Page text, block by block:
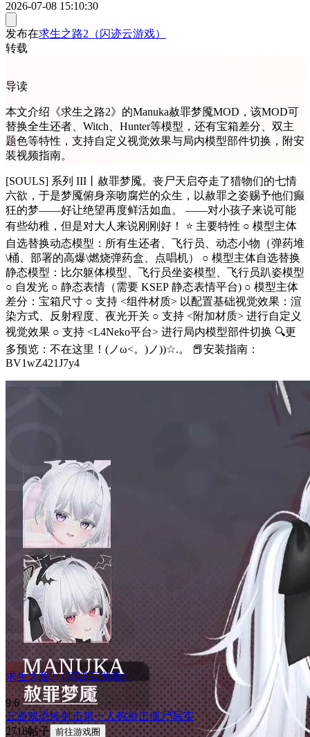
2026-07-08 15:10:30
发布在求生之路2（闪迹云游戏）
转载
导读
本文介绍《求生之路2》的Manuka赦罪梦魇MOD，该MOD可
替换全生还者、Witch、Hunter等模型，还有宝箱差分、双主
题色等特性，支持自定义视觉效果与局内模型部件切换，附安
装视频指南。
[SOULS] 系列 III丨赦罪梦魇。丧尸天启夺走了猎物们的七情
六欲，于是梦魇俯身亲吻腐烂的众生，以赦罪之姿赐予他们癫
狂的梦——好让绝望再度鲜活如血。 ——对小孩子来说可能
有些幼稚，但是对大人来说刚刚好！ ⭐ 主要特性 ○ 模型主体
自选替换动态模型：所有生还者、飞行员、动态小物（弹药堆
\桶、部署的高爆\燃烧弹药盒、点唱机） ○ 模型主体自选替换
静态模型：比尔躯体模型、飞行员坐姿模型、飞行员趴姿模型
○ 自发光 ○ 静态表情（需要 KSEP 静态表情平台) ○ 模型主体
差分：宝箱尺寸 ○ 支持 <组件材质> 以配置基础视觉效果：渲
染方式、反射程度、夜光开关 ○ 支持 <附加材质> 进行自定义
视觉效果 ○ 支持 <L4Neko平台> 进行局内模型部件切换 🔍更
多预览：不在这里！(ノω<。)ノ))☆.。 📕安装指南：
BV1wZ421J7y4
求生之路2（闪迹云游戏）
9.6
云游戏恐怖射击第一人称射击僵尸写实
2716帖子 前往游戏圈